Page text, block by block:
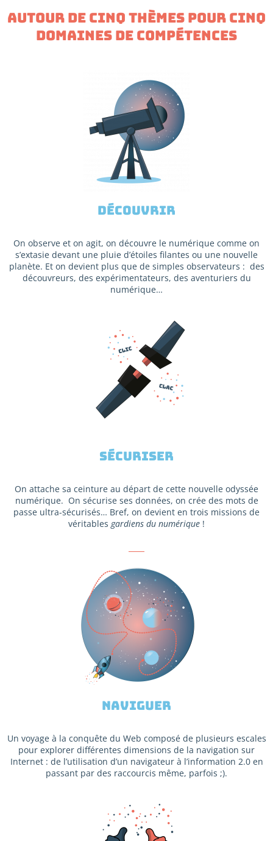
AUTOUR DE CINQ THÈMES POUR CINQ
DOMAINES DE COMPÉTENCES
Découvrir
On observe et on agit, on découvre le numérique comme on
s’extasie devant une pluie d’étoiles filantes ou une nouvelle
planète. Et on devient plus que de simples observateurs : des
découvreurs, des expérimentateurs, des aventuriers du
numérique…
Sécuriser
On attache sa ceinture au départ de cette nouvelle odyssée
numérique. On sécurise ses données, on crée des mots de
passe ultra-sécurisés… Bref, on devient en trois missions de
véritables gardiens du numérique !
naviguer
Un voyage à la conquête du Web composé de plusieurs escales
pour explorer différentes dimensions de la navigation sur
Internet : de l’utilisation d’un navigateur à l’information 2.0 en
passant par des raccourcis même, parfois ;).